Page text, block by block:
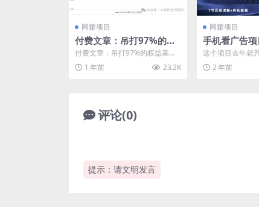
网赚项目
付费文章：吊打97%的权
益基金，实操详解：如何
利用deepseek来选出一
个年化15.55%的大牛股组
付费文章：吊打97%的权益基
金，实操详解：如何利用deepse
ek来选出一个年化...
1 年前 23.2K
网赚项目
手机看广告
收益30+，提
矩阵操作
这个项目去年就
然单机每天收益
多台手机进行操
2 年前
评论(0)
提示：请文明发言